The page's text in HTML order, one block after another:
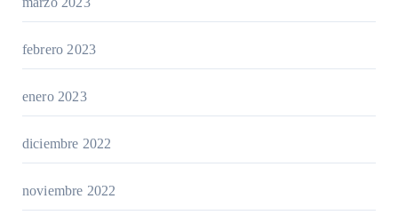
febrero 2023
enero 2023
diciembre 2022
noviembre 2022